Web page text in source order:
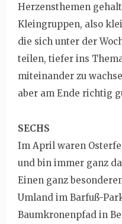
Herzensthemen
Kleingruppen, also
die sich unter der
teilen, tiefer ins
miteinander zu
aber am Ende richtig
SECHS
Im April waren
und bin immer ganz
Einen ganz
Umland im Barfuß-
Baumkronenpfad in